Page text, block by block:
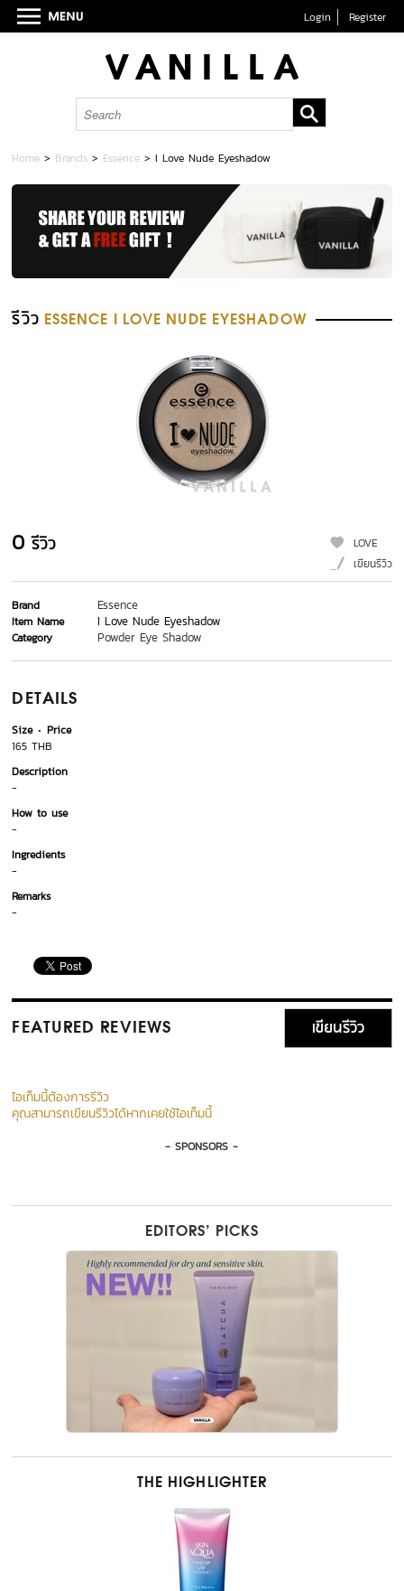
Login Register
Home > Brands > Essence >I Love Nude Eyeshadow
รีวิว ESSENCE I LOVE NUDE EYESHADOW
0 รีวิว
LOVE
เขียนรีวิว
Brand Essence
Item Name I Love Nude Eyeshadow
Category Powder Eye Shadow
DETAILS
Size
Price
165 THB
Description
-
How to use
-
Ingredients
-
Remarks
-
FEATURED REVIEWS เขียนรีวิว
ไอเท็มนี้ต้องการรีวิว
คุณสามารถเขียนรีวิวได้หากเคยใช้ไอเท็มนี้
- SPONSORS -
EDITORS’ PICKS
THE HIGHLIGHTER